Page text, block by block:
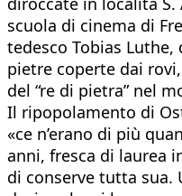
scuola di cinema di
tedesco Tobias
pietre coperte dai
del “re di pietra” nel
Il ripopolamento di
«ce n’erano di più
anni, fresca di laurea
di conserve tutta sua.